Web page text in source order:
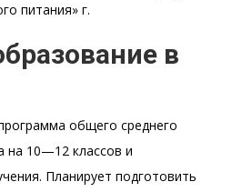
питания» г.
в
общего среднего
на 10—12 классов и
Планирует подготовить